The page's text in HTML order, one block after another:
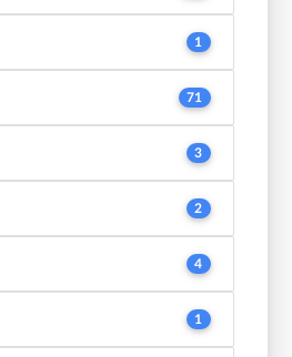
1
71
3
2
4
1